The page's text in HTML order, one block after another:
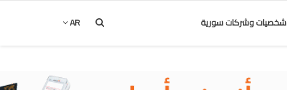
شخصيات وشركات سورية AR